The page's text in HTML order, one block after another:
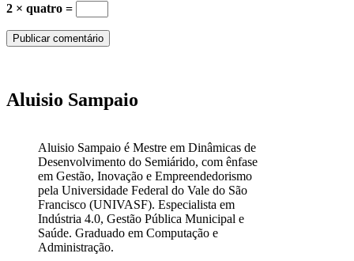
2 × quatro =
Aluisio Sampaio
Aluisio Sampaio é Mestre em Dinâmicas de
Desenvolvimento do Semiárido, com ênfase
em Gestão, Inovação e Empreendedorismo
pela Universidade Federal do Vale do São
Francisco (UNIVASF). Especialista em
Indústria 4.0, Gestão Pública Municipal e
Saúde. Graduado em Computação e
Administração.